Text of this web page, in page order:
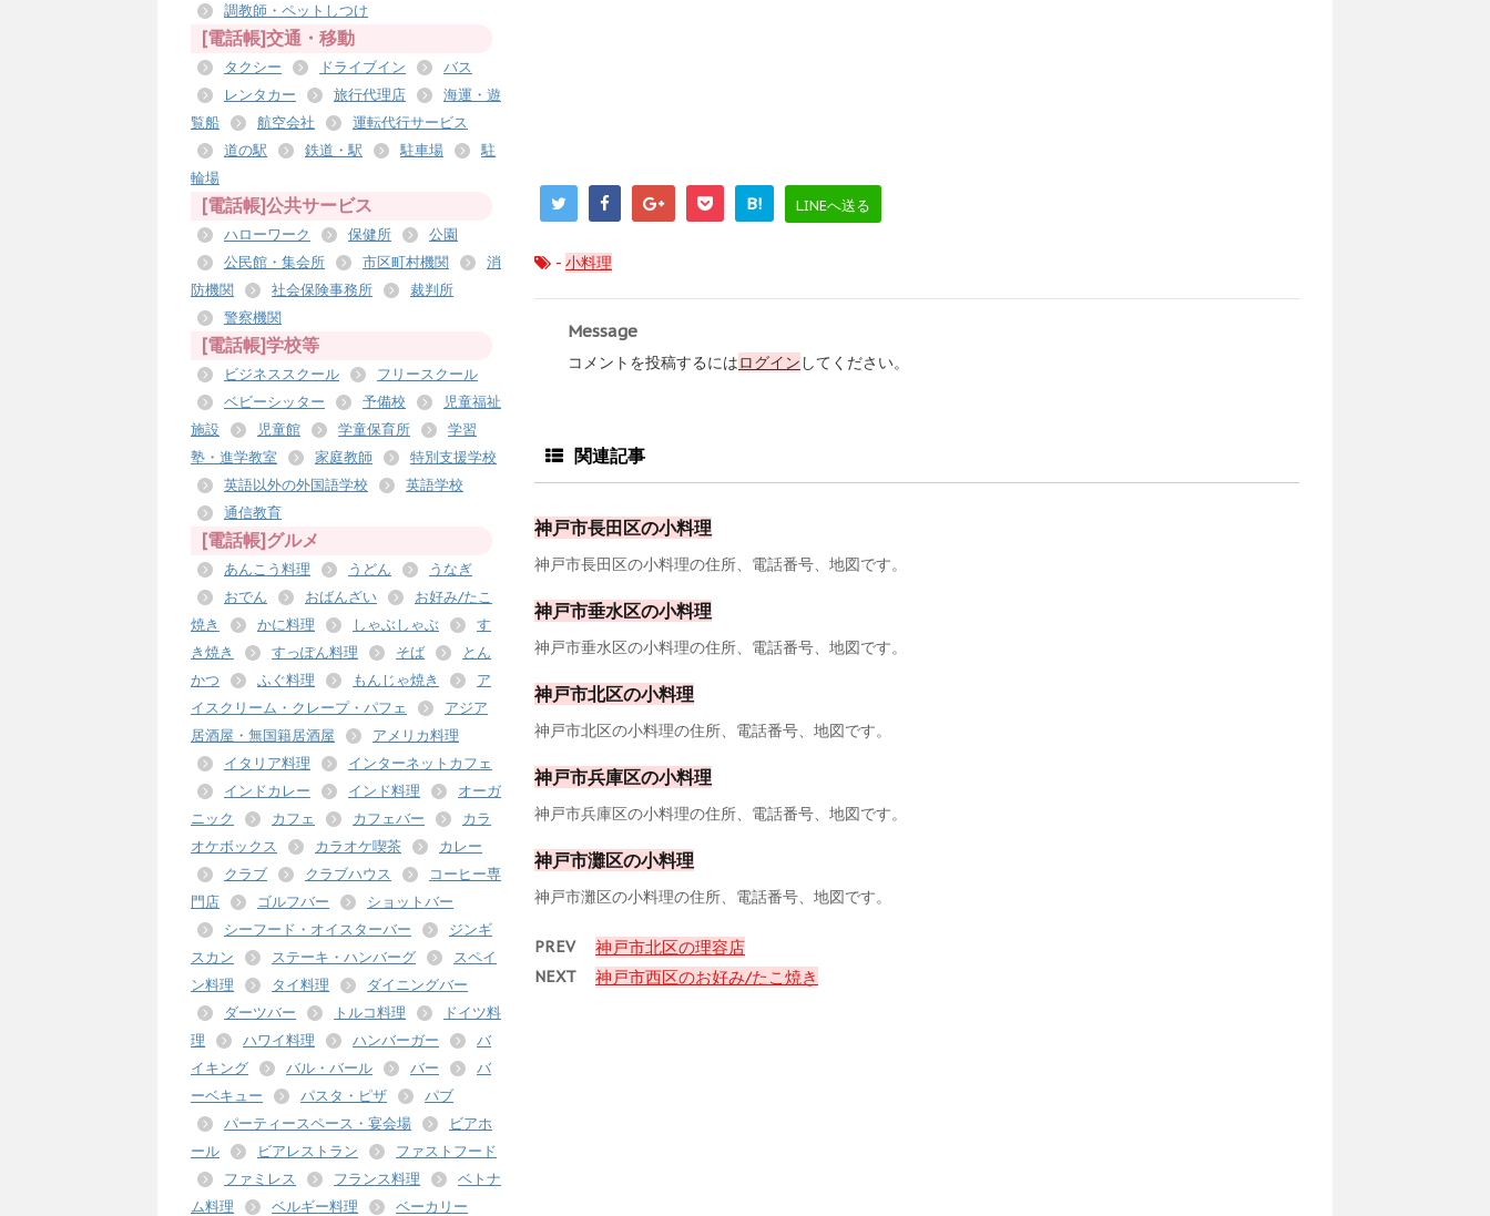
B! LINEへ送る
- 小料理
Message
コメントを投稿するにはログイン してください。
関連記事
神戸市長田区の小料理
神戸市長田区の小料理の住所、電話番号、地図です。
神戸市垂水区の小料理
神戸市垂水区の小料理の住所、電話番号、地図です。
神戸市北区の小料理
神戸市北区の小料理の住所、電話番号、地図です。
神戸市兵庫区の小料理
神戸市兵庫区の小料理の住所、電話番号、地図です。
神戸市灘区の小料理
神戸市灘区の小料理の住所、電話番号、地図です。
PREV 神戸市北区の理容店
NEXT 神戸市西区のお好み/たこ焼き
調教師・ペットしつけ
[電話帳]交通・移動
タクシー ドライブイン
バス
レンタカー
旅行代理店
海運・遊
覧船
航空会社
運転代行サービス
道の駅
鉄道・駅 駐車場
駐
輪場
[電話帳]公共サービス
ハローワーク 保健所
公園
公民館・集会所
市区町村機関
消
防機関
社会保険事務所
裁判所
警察機関
[電話帳]学校等
ビジネススクール
フリースクール
ベビーシッター
予備校
児童福祉
施設
児童館 学童保育所
学習
塾・進学教室
家庭教師
特別支援学校
英語以外の外国語学校
英語学校
通信教育
[電話帳]グルメ
あんこう料理 うどん
うなぎ
おでん
おばんざい
お好み/たこ
焼き
かに料理 しゃぶしゃぶ
す
き焼き
すっぽん料理 そば
とん
かつ
ふぐ料理 もんじゃ焼き
ア
イスクリーム・クレープ・パフェ
アジア
居酒屋・無国籍居酒屋
アメリカ料理
イタリア料理
インターネットカフェ
インドカレー
インド料理
オーガ
ニック
カフェ カフェバー
カラ
オケボックス
カラオケ喫茶
カレー
クラブ
クラブハウス
コーヒー専
門店
ゴルフバー
ショットバー
シーフード・オイスターバー
ジンギ
スカン
ステーキ・ハンバーグ
スペイ
ン料理
タイ料理
ダイニングバー
ダーツバー
トルコ料理
ドイツ料
理
ハワイ料理 ハンバーガー
バ
イキング
バル・バール バー
バ
ーベキュー
パスタ・ピザ
パブ
パーティースペース・宴会場
ビアホ
ール
ビアレストラン
ファストフード
ファミレス
フランス料理
ベトナ
ム料理
ベルギー料理
ベーカリー